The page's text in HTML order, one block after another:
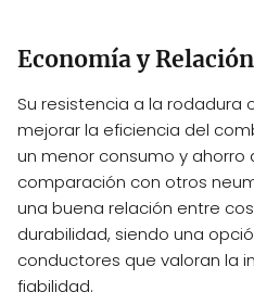
Economía y
Su resistencia a la rodadura
mejorar la eficiencia del
un menor consumo y ahorro
comparación con otros
una buena relación entre
durabilidad, siendo una
conductores que valoran la
fiabilidad.